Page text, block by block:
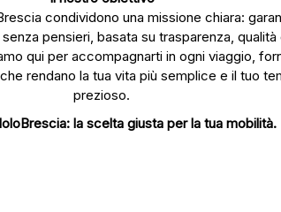
condividono una missione chiara:
senza pensieri, basata su trasparenza, qualità
qui per accompagnarti in ogni viaggio,
rendano la tua vita più semplice e il tuo
prezioso.
la scelta giusta per la tua mobilità.